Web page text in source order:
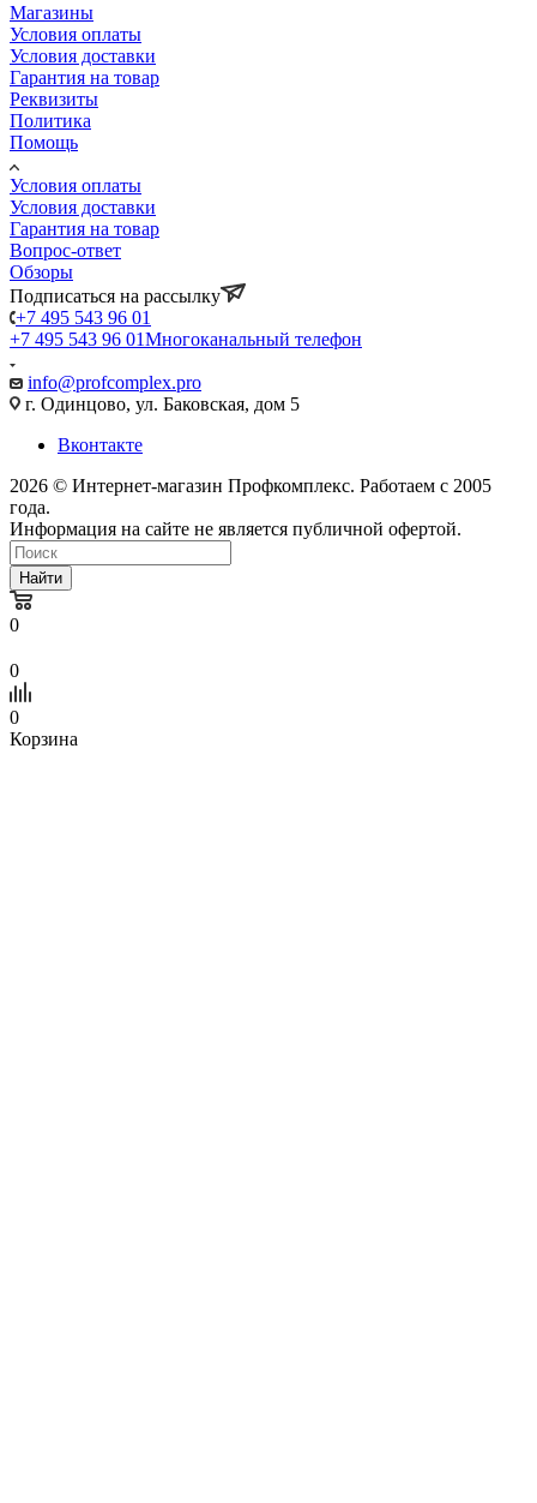
Магазины
Условия оплаты
Условия доставки
Гарантия на товар
Реквизиты
Политика
Помощь
Условия оплаты
Условия доставки
Гарантия на товар
Вопрос-ответ
Обзоры
Подписаться на рассылку
+7 495 543 96 01
+7 495 543 96 01Многоканальный телефон
info@profcomplex.pro
г. Одинцово, ул. Баковская, дом 5
Вконтакте
2026 © Интернет-магазин Профкомплекс. Работаем с 2005
года.
Информация на сайте не является публичной офертой.
Найти
0
0
0
Корзина